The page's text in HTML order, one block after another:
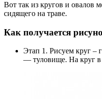
Вот так из кругов и овалов
сидящего на траве.
Как получается
Этап 1. Рисуем круг –
— туловище. На круг